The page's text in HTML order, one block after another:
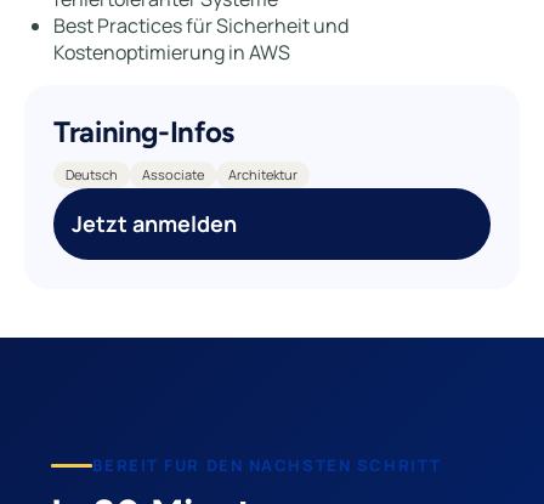
Best Practices für Sicherheit und
Kostenoptimierung in AWS
Training-Infos
Deutsch Associate Architektur
Jetzt anmelden
BEREIT FUR DEN NACHSTEN SCHRITT